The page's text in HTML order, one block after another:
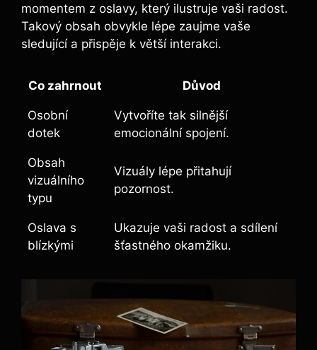
momentem z oslavy, který ilustruje vaši radost.
Takový obsah obvykle lépe zaujme vaše
sledující a přispěje k větší interakci.
Co zahrnout Důvod
Osobní
dotek
Vytvoříte tak silnější
emocionální spojení.
Obsah
vizuálního
typu
Vizuály lépe přitahují
pozornost.
Oslava s
blízkými
Ukazuje vaši radost a sdílení
šťastného okamžiku.